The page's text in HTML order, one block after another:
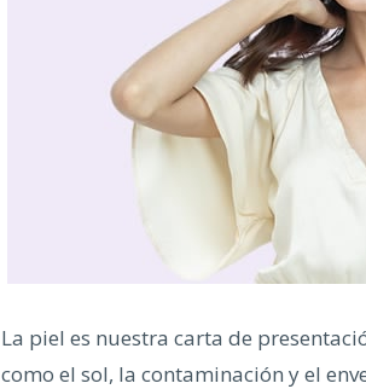
La piel es nuestra carta de
como el sol, la contaminación y el